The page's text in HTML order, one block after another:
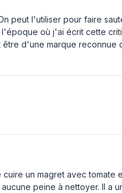
peut l'utiliser pour faire
où j'ai écrit cette
d'une marque reconnue
un magret avec tomate
peine à nettoyer. Il a